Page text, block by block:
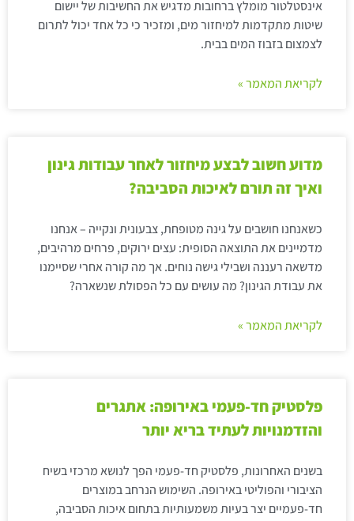
אינסטלטור מומלץ ברחובות מדגיש את החשיבות של יישום
שיטות מתקדמות למיחזור מים, ומזכיר כי כל אחד יכול לתרום
לצמצום בזבוז המים בבית.
לקריאת המאמר »
מדוע חשוב לבצע מיחזור לאחר עבודות גינון
ואיך זה תורם לאיכות הסביבה?
כשאנחנו חושבים על גינה מטופחת, צבעונית ונקייה – אנחנו
מדמיינים את התוצאה הסופית: עצים ירוקים, פרחים מרהיבים,
מדשאה רעננה ושבילי גישה נוחים. אך מה קורה אחרי שסיימנו
את עבודת הגינון? מה עושים עם כל הפסולת שנשארה?
לקריאת המאמר »
פלסטיק חד-פעמי באירופה: אתגרים
והזדמנויות לעתיד בריא יותר
בשנים האחרונות, פלסטיק חד-פעמי הפך לנושא מרכזי בשיח
הציבורי והפוליטי באירופה. השימוש הנרחב במוצרים
חד-פעמיים יצר בעיות משמעותיות בתחום איכות הסביבה,